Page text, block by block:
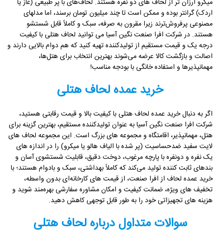
میکرو ارزان تر از لحاف های دو نفره هستند. لحاف‌های با پر طبیعی (غاز یا
اردک) گرانتر بوده و ممکن است تا چند میلیون تومان برسند، اما مدلهای
مصنوعی پرفروش‌ترند زیرا مقرون به صرفه، سبک و کاملاً قابل شستشو
هستند. در شرکت افرا صنعت نگین آسیا می توانید لحاف هتلی با کیفیت
درجه یک و قیمت مستقیم از تولیدکننده تهیه کنید که هم دوام بالایی دارند و
اصالت و بازگشت کالا عرضه می‌شوند بهترین انتخاب برای هتل‌ها،
مهمانپذیرها و استفاده خانگی با بودجه مناسب!
خرید عمده لحاف هتلی
اگر به دنبال خرید عمده لحاف هتلی با کیفیت بالا و قیمت رقابتی هستید،
شرکت افرا صنعت نگین آسیا به عنوان تولیدکننده مستقیم، بهترین گزینه برای
هتل، مهمانپذیر، اقامتگاه و مجموعه های بزرگ است. این مجموعه لحاف های
لایت سفید ضدحساسیت (پر شده با الیاف هالو یا میکرو) را در اندازه های
یک نفره و دونفره با پارچه مرغوب، دوخت دقیق، قابلیت شستشوی آسان و
بندهای ثابت کننده تولید می‌کند که کاملاً بهداشتی، سبک و بادوام هستند؛ با
خرید عمده لحاف از افرا صنعت، از قیمت های کارخانه‌ای بدون واسطه،
تخفیف های ویژه، ضمانت کیفیت و امکان مشاوره سفارشی بهره‌مند شوید و
هزینه های تجهیزاتی خود را به طور قابل توجهی کاهش دهید.
سوالات متداول درباره لحاف هتلی